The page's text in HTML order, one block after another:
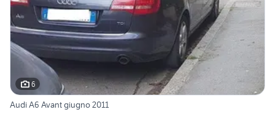
6
Audi A6 Avant giugno 2011